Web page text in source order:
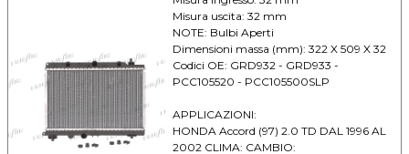
Misura uscita: 32 mm
NOTE: Bulbi Aperti
Dimensioni massa (mm): 322 X 509 X 32
Codici OE: GRD932 - GRD933 -
PCC105520 - PCC105500SLP
APPLICAZIONI:
HONDA Accord (97) 2.0 TD DAL 1996 AL
2002 CLIMA: CAMBIO: